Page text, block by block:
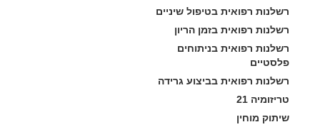
רשלנות רפואית בטיפול שיניים
רשלנות רפואית בזמן הריון
רשלנות רפואית בניתוחים
פלסטיים
רשלנות רפואית בביצוע גרידה
טריזומיה 21
שיתוק מוחין